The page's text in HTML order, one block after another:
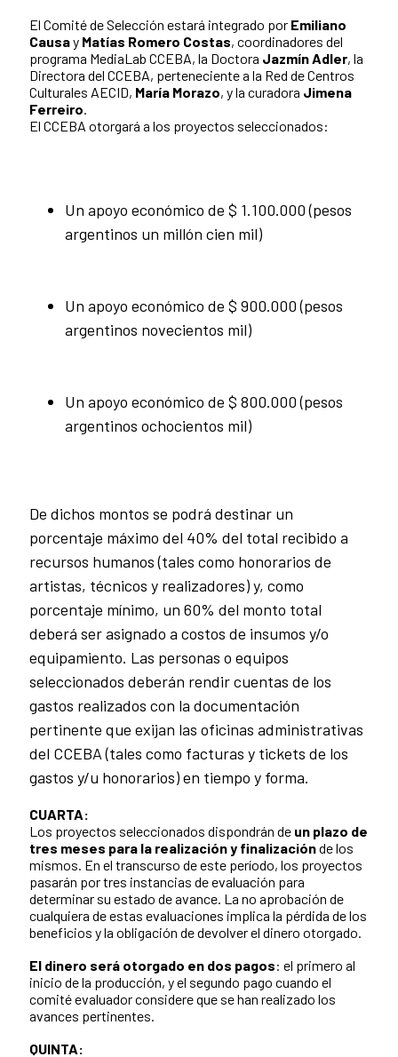
El Comité de Selección estará integrado por Emiliano
Causay Matías Romero Costas, coordinadores del
programa MediaLab CCEBA, la Doctora Jazmín Adler, la
Directora del CCEBA, perteneciente a la Red de Centros
Culturales AECID, María Morazo, y la curadora Jimena
Ferreiro
El CCEBA otorgará a los proyectos seleccionados:
Un apoyo económico de $ 1.100.000 (pesos
argentinos un millón cien mil)
Un apoyo económico de $ 900.000 (pesos
argentinos novecientos mil)
Un apoyo económico de $ 800.000 (pesos
argentinos ochocientos mil)
De dichos montos se podrá destinar un
porcentaje máximo del 40% del total recibido a
recursos humanos (tales como honorarios de
artistas, técnicos y realizadores) y, como
porcentaje mínimo, un 60% del monto total
deberá ser asignado a costos de insumos y/o
equipamiento. Las personas o equipos
seleccionados deberán rendir cuentas de los
gastos realizados con la documentación
pertinente que exijan las oficinas administrativas
del CCEBA (tales como facturas y tickets de los
gastos y/u honorarios) en tiempo y forma.
CUARTA:
Los proyectos seleccionados dispondrán de un plazo de
tres meses para la realización y finalizaciónde los
mismos. En el transcurso de este período, los proyectos
pasarán por tres instancias de evaluación para
determinar su estado de avance. La no aprobación de
cualquiera de estas evaluaciones implica la pérdida de los
beneficios y la obligación de devolver el dinero otorgado.
El dinero será otorgado en dos pagos: el primero al
inicio de la producción, y el segundo pago cuando el
comité evaluador considere que se han realizado los
avances pertinentes.
QUINTA: